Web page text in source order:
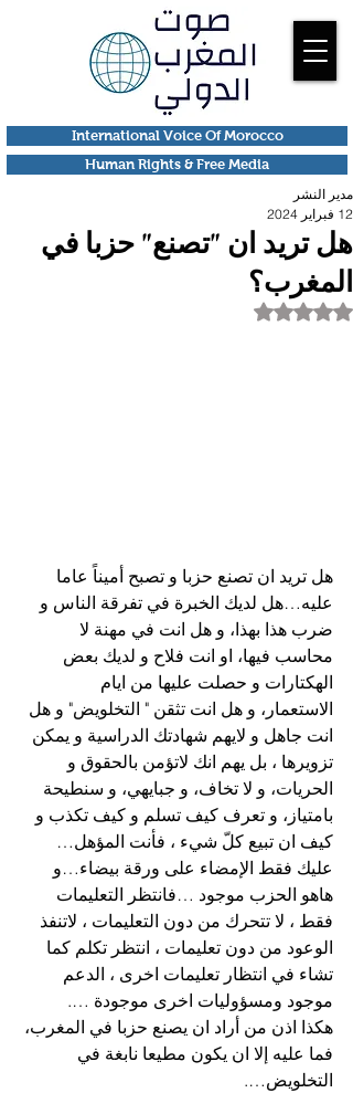
Human Rights & Free Media
International Voice Of Morocco
هل تريد ان "تصنع" حزبا في
المغرب؟
مدير النشر
12 فبراير 2024
تم التقييم بـ ليس رقمًا من أصل 5 نجوم.
هل تريد ان تصنع حزبا و تصبح أميناً عاما
عليه…هل لديك الخبرة في تفرقة الناس و
ضرب هذا بهذا، و هل انت في مهنة لا
محاسب فيها، او انت فلاح و لديك بعض
الهكتارات و حصلت عليها من ايام
الاستعمار، و هل انت تثقن " التخلويض" و هل
انت جاهل و لايهم شهادتك الدراسية و يمكن
تزويرها ، بل يهم انك لاتؤمن بالحقوق و
الحريات، و لا تخاف، و جبايهي، و سنطيحة
بامتياز، و تعرف كيف تسلم و كيف تكذب و
كيف ان تبيع كلّ شيء ، فأنت المؤهل…
عليك فقط الإمضاء على ورقة بيضاء…و
هاهو الحزب موجود …فانتظر التعليمات
فقط ، لا تتحرك من دون التعليمات ، لاتنفذ
الوعود من دون تعليمات ، انتظر تكلم كما
تشاء في انتظار تعليمات اخرى ، الدعم
موجود ومسؤوليات اخرى موجودة ….
هكذا اذن من أراد ان يصنع حزبا في المغرب،
فما عليه إلا ان يكون مطيعا نابغة في
التخلويض….